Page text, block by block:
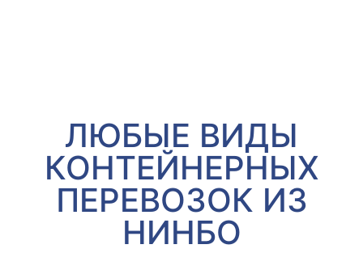
ЛЮБЫЕ ВИДЫ
КОНТЕЙНЕРНЫХ
ПЕРЕВОЗОК ИЗ
НИНБО